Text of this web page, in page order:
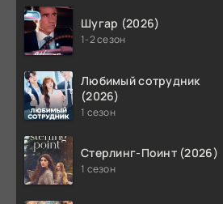
Шугар (2026)
1-2 сезон
Любимый сотрудник
(2026)
1 сезон
Стерлинг-Поинт (2026)
1 сезон